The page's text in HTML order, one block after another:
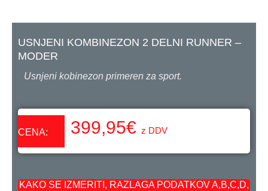
USNJENI KOMBINEZON 2 DELNI RUNNER –
MODER
Usnjeni kobinezon primeren za sport.
CENA: 399,95€ z DDV
KAKO SE IZMERITI, RAZLAGA PODATKOV A,B,C,D,